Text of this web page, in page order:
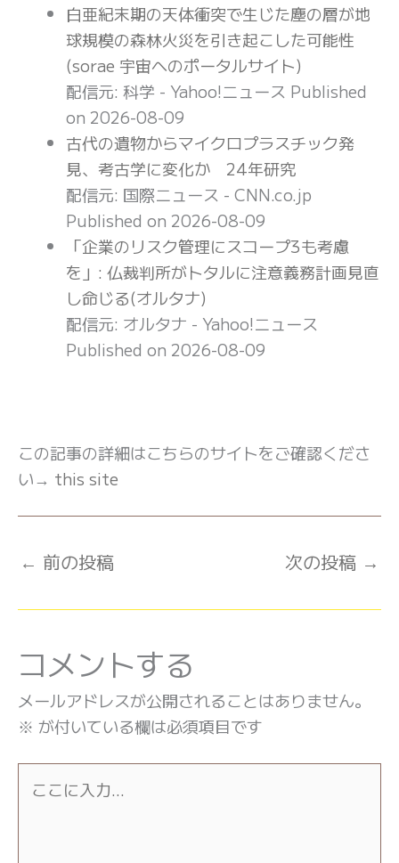
白亜紀末期の天体衝突で生じた塵の層が地
球規模の森林火災を引き起こした可能性
(sorae 宇宙へのポータルサイト)
配信元: 科学 - Yahoo!ニュース Published
on 2026-08-09
古代の遺物からマイクロプラスチック発
見、考古学に変化か 24年研究
配信元: 国際ニュース - CNN.co.jp
Published on 2026-08-09
「企業のリスク管理にスコープ3も考慮
を」: 仏裁判所がトタルに注意義務計画見直
し命じる(オルタナ)
配信元: オルタナ - Yahoo!ニュース
Published on 2026-08-09
この記事の詳細はこちらのサイトをご確認くださ
い→ this site
← 前の投稿 次の投稿 →
コメントする
メールアドレスが公開されることはありません。
※ が付いている欄は必須項目です